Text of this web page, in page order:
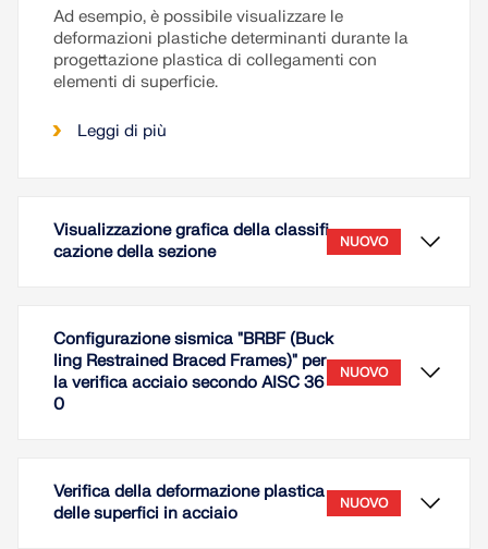
Ad esempio, è possibile visualizzare le
deformazioni plastiche determinanti durante la
progettazione plastica di collegamenti con
elementi di superficie.
Leggi di più
Visualizzazione grafica della classifi
cazione della sezione
NUOVO
Configurazione sismica "BRBF (Buck
ling Restrained Braced Frames)" per
la verifica acciaio secondo AISC 36
0
NUOVO
Verifica della deformazione plastica
delle superfici in acciaio
NUOVO